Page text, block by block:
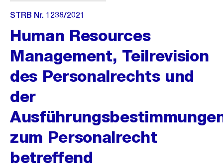
STRB Nr. 1238/2021
Human Resources
Management, Teilrevision
des Personalrechts und
der
zum Personalrecht
betreffend